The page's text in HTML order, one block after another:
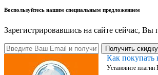
Воспользуйтесь нашим специальным предложением
Зарегистрировавшись на сайте сейчас, Вы
Получить скидку
Как покупать
Установите